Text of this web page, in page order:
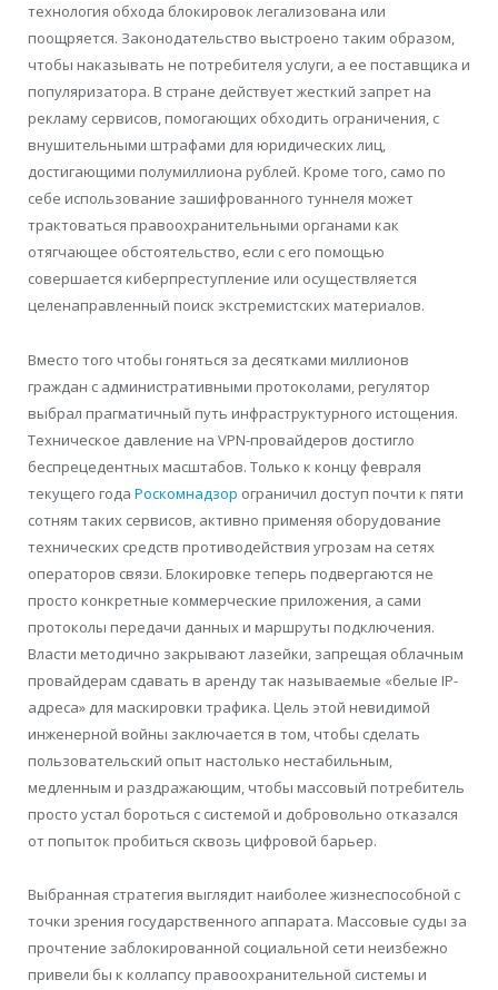
технология обхода блокировок легализована или
поощряется. Законодательство выстроено таким образом,
чтобы наказывать не потребителя услуги, а ее поставщика и
популяризатора. В стране действует жесткий запрет на
рекламу сервисов, помогающих обходить ограничения, с
внушительными штрафами для юридических лиц,
достигающими полумиллиона рублей. Кроме того, само по
себе использование зашифрованного туннеля может
трактоваться правоохранительными органами как
отягчающее обстоятельство, если с его помощью
совершается киберпреступление или осуществляется
целенаправленный поиск экстремистских материалов.
Вместо того чтобы гоняться за десятками миллионов
граждан с административными протоколами, регулятор
выбрал прагматичный путь инфраструктурного истощения.
Техническое давление на VPN-провайдеров достигло
беспрецедентных масштабов. Только к концу февраля
текущего года Роскомнадзор ограничил доступ почти к пяти
сотням таких сервисов, активно применяя оборудование
технических средств противодействия угрозам на сетях
операторов связи. Блокировке теперь подвергаются не
просто конкретные коммерческие приложения, а сами
протоколы передачи данных и маршруты подключения.
Власти методично закрывают лазейки, запрещая облачным
провайдерам сдавать в аренду так называемые «белые IP-
адреса» для маскировки трафика. Цель этой невидимой
инженерной войны заключается в том, чтобы сделать
пользовательский опыт настолько нестабильным,
медленным и раздражающим, чтобы массовый потребитель
просто устал бороться с системой и добровольно отказался
от попыток пробиться сквозь цифровой барьер.
Выбранная стратегия выглядит наиболее жизнеспособной с
точки зрения государственного аппарата. Массовые суды за
прочтение заблокированной социальной сети неизбежно
привели бы к коллапсу правоохранительной системы и